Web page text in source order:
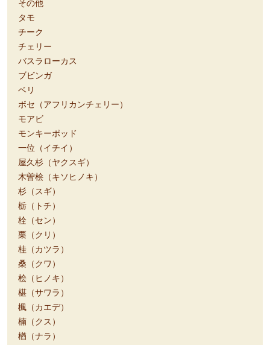
その他
タモ
チーク
チェリー
バスラローカス
ブビンガ
ベリ
ボセ（アフリカンチェリー）
モアビ
モンキーポッド
一位（イチイ）
屋久杉（ヤクスギ）
木曽桧（キソヒノキ）
杉（スギ）
栃（トチ）
栓（セン）
栗（クリ）
桂（カツラ）
桑（クワ）
桧（ヒノキ）
椹（サワラ）
楓（カエデ）
楠（クス）
楢（ナラ）